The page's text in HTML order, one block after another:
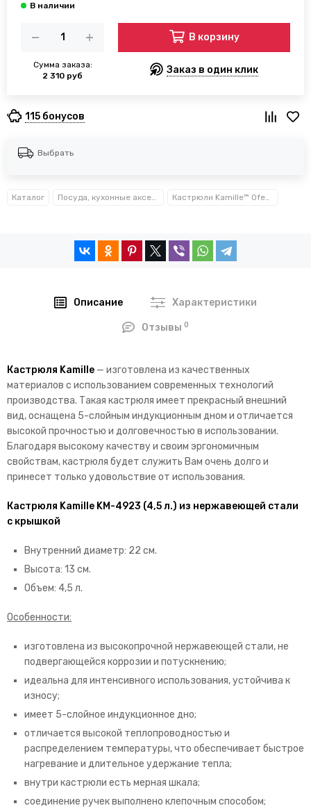
Сумма заказа:
2 310 руб
В корзину
Заказ в один клик
115 бонусов
Выбрать
Каталог Посуда, кухонные аксессуары и принадлежности TM Kamille TM Ofenbach Кастрюли Kamille™ Ofenbach™
Описание Характеристики
Отзывы0
Кастрюля Kamille — изготовлена из качественных
материалов с использованием современных технологий
производства. Такая кастрюля имеет прекрасный внешний
вид, оснащена 5-слойным индукционным дном и отличается
высокой прочностью и долговечностью в использовании.
Благодаря высокому качеству и своим эргономичным
свойствам, кастрюля будет служить Вам очень долго и
принесет только удовольствие от использования.
Кастрюля Kamille KM-4923 (4,5 л.) из нержавеющей стали
с крышкой
Внутренний диаметр: 22 см.
Высота: 13 см.
Объем: 4,5 л.
Особенности:
изготовлена из высокопрочной нержавеющей стали, не
подвергающейся коррозии и потускнению;
идеальна для интенсивного использования, устойчива к
износу;
имеет 5-слойное индукционное дно;
отличается высокой теплопроводностью и
распределением температуры, что обеспечивает быстрое
нагревание и длительное удержание тепла;
внутри кастрюли есть мерная шкала;
соединение ручек выполнено клепочным способом;